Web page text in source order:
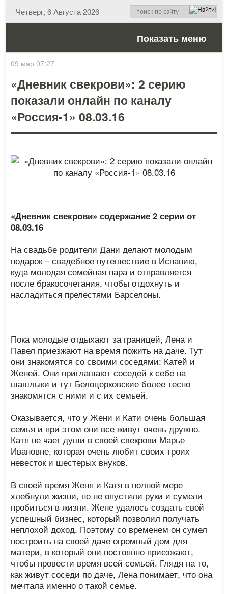
Четверг, 6 Августа 2026
Показать меню
09 мар 07:27
«Дневник свекрови»: 2 серию
показали онлайн по каналу
«Россия-1» 08.03.16
«Дневник свекрови» содержание 2 серии от
08.03.16
На свадьбе родители Дани делают молодым
подарок – свадебное путешествие в Испанию,
куда молодая семейная пара и отправляется
после бракосочетания, чтобы отдохнуть и
насладиться прелестями Барселоны.
Пока молодые отдыхают за границей, Лена и
Павел приезжают на время пожить на даче. Тут
они знакомятся со своими соседями: Катей и
Женей. Они приглашают соседей к себе на
шашлыки и тут Белоцерковские более тесно
знакомятся с ними и с их семьей.
Оказывается, что у Жени и Кати очень большая
семья и при этом они все живут очень дружно.
Катя не чает души в своей свекрови Марье
Ивановне, которая очень любит своих троих
невесток и шестерых внуков.
В своей время Женя и Катя в полной мере
хлебнули жизни, но не опустили руки и сумели
пробиться в жизни. Жене удалось создать свой
успешный бизнес, который позволил получать
неплохой доход. Поэтому со временем он сумел
построить на своей даче огромный дом для
матери, в который они постоянно приезжают,
чтобы провести время всей семьей. Глядя на то,
как живут соседи по даче, Лена понимает, что она
мечтала именно о такой семье.